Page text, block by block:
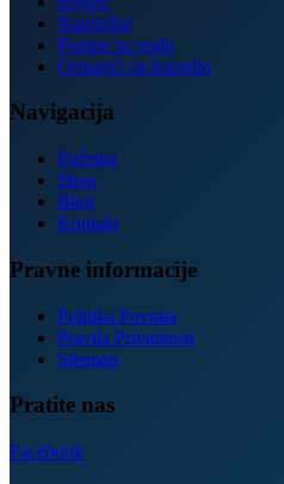
Namještaj
Pumpe za vodu
Ormarići za kupatilo
Navigacija
Početna
Shop
Blog
Kontakt
Pravne informacije
Politika Povrata
Pravila Privatnosti
Sitemap
Pratite nas
Facebook